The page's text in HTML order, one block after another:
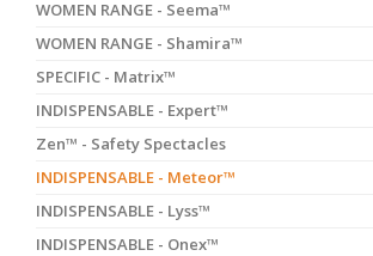
WOMEN RANGE - Seema™
WOMEN RANGE - Shamira™
SPECIFIC - Matrix™
INDISPENSABLE - Expert™
Zen™ - Safety Spectacles
INDISPENSABLE - Meteor™
INDISPENSABLE - Lyss™
INDISPENSABLE - Onex™